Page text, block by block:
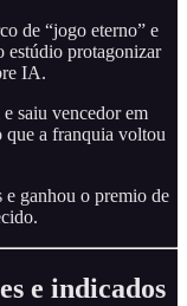
de “jogo eterno” e
estúdio protagonizar
IA.
saiu vencedor em
que a franquia voltou
e ganhou o premio de
e indicados